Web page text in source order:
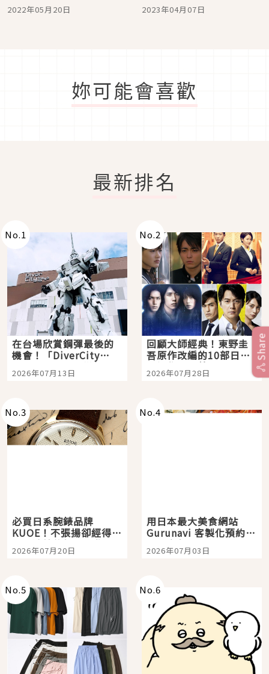
忌降臨台灣影廳！木村拓
哉愛女木村光希挑戰一人
2022年05月20日 場，等你來試膽
2023年04月07日
妳可能會喜歡
最新排名
No.1
在台場欣賞鋼彈最後的
機會！「DiverCity
Tokyo Plaza」搭船、
購物、美食及夜景，一
2026年07月13日
No.2
回顧大師經典！東野圭
吾原作改編的10部日本
影視作品推薦
2026年07月28日
No.3
必買日系腕錶品牌
KUOE！不張揚卻經得起
時間洗鍊的經典之作五
選
2026年07月20日
No.4
用日本最大美食網站
Gurunavi 客製化預約九
大都市餐廳，打造專屬
美食體驗！
2026年07月03日
No.5 No.6
Share